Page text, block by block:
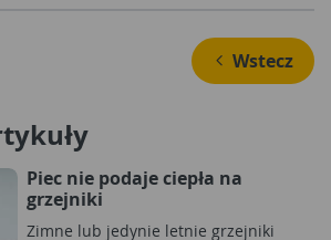
Wstecz
Piec nie podaje ciepła na
grzejniki
Zimne lub jedynie letnie grzejniki